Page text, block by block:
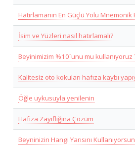
Hatırlamanın En Güçlü Yolu Mnemonik
İsim ve Yüzleri nasıl hatırlamalı?
Beyinimizim %10´unu mu kullanıyoruz
Kalitesiz oto kokuları hafıza kaybı
Öğle uykusuyla yenilenin
Hafıza Zayıflığına Çözüm
Beyninizin Hangi Yarısını